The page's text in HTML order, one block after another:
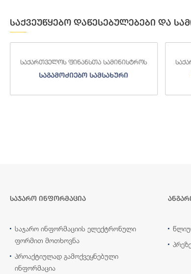
საქვეუწყებო დაწესებულებები და
საქართველოს ფინანსთა სამინისტროს
საგამოძიებო სამსახური
საჯარო ინფორმაცია
საჯარო ინფორმაციის ელექტრონული
ფორმით მოთხოვნა
პროაქტიულად გამოქვეყნებული
ინფორმაცია